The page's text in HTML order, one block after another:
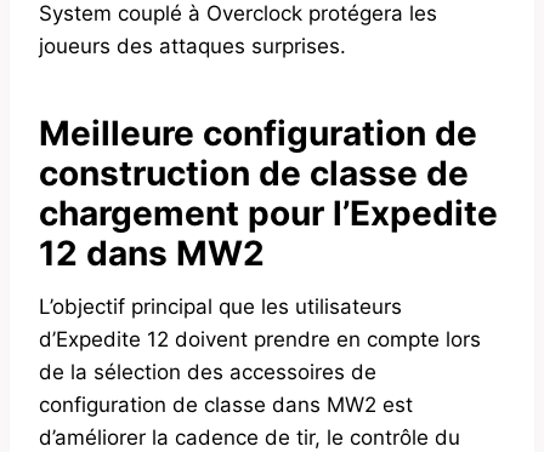
System couplé à Overclock protégera les
joueurs des attaques surprises.
Meilleure configuration de
construction de classe de
chargement pour l’Expedite
12 dans MW2
L’objectif principal que les utilisateurs
d’Expedite 12 doivent prendre en compte lors
de la sélection des accessoires de
configuration de classe dans MW2 est
d’améliorer la cadence de tir, le contrôle du